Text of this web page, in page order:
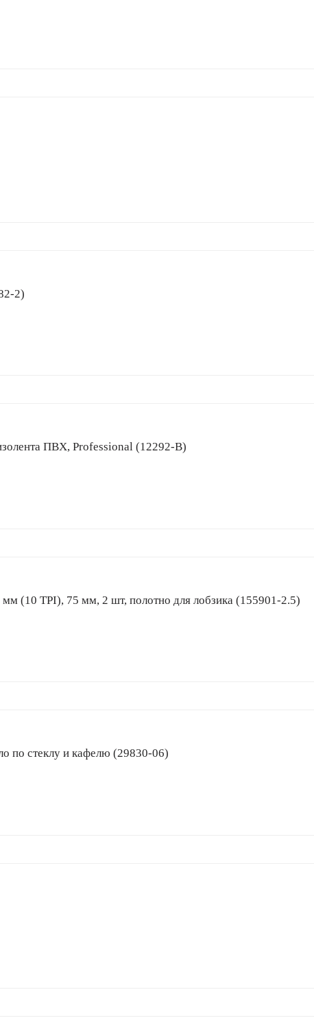
2)
изолента ПВХ, Professional (12292-B)
мм (10 TPI), 75 мм, 2 шт, полотно для лобзика (155901-2.5)
по стеклу и кафелю (29830-06)